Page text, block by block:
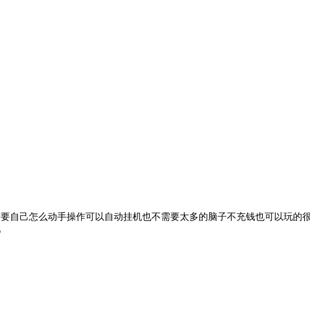
自己怎么动手操作可以自动挂机也不需要太多的脑子不充钱也可以玩